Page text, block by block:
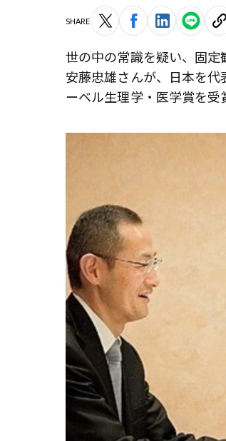
SHARE
世の中の常識を疑い、固
安藤忠雄さんが、日本を
ーベル生理学・医学賞を受